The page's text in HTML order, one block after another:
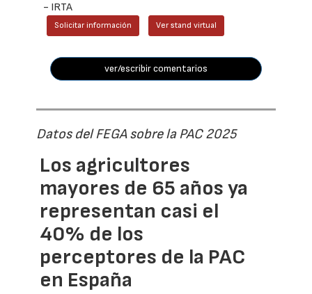
- IRTA
Solicitar información Ver stand virtual
ver/escribir comentarios
Datos del FEGA sobre la PAC 2025
Los agricultores
mayores de 65 años ya
representan casi el
40% de los
perceptores de la PAC
en España